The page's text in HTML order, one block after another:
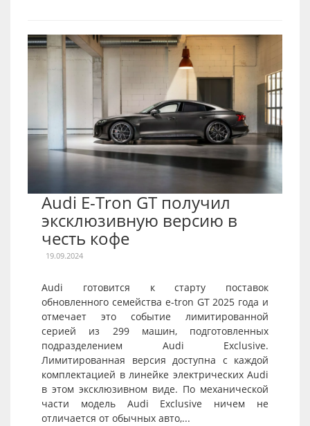
Audi E-Tron GT получил
эксклюзивную версию в
честь кофе
19.09.2024
Audi готовится к старту поставок
обновленного семейства e-tron GT 2025 года и
отмечает это событие лимитированной
серией из 299 машин, подготовленных
подразделением Audi Exclusive.
Лимитированная версия доступна с каждой
комплектацией в линейке электрических Audi
в этом эксклюзивном виде. По механической
части модель Audi Exclusive ничем не
отличается от обычных авто,...